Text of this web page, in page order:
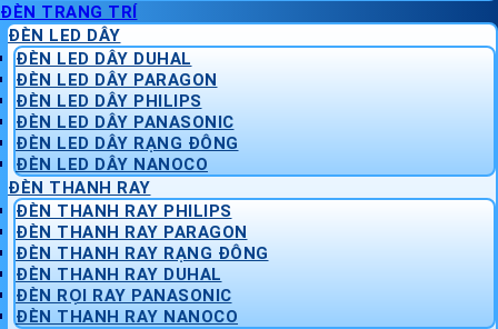
ĐÈN TRANG TRÍ
ĐÈN LED DÂY
ĐÈN LED DÂY DUHAL
ĐÈN LED DÂY PARAGON
ĐÈN LED DÂY PHILIPS
ĐÈN LED DÂY PANASONIC
ĐÈN LED DÂY RẠNG ĐÔNG
ĐÈN LED DÂY NANOCO
ĐÈN THANH RAY
ĐÈN THANH RAY PHILIPS
ĐÈN THANH RAY PARAGON
ĐÈN THANH RAY RẠNG ĐÔNG
ĐÈN THANH RAY DUHAL
ĐÈN RỌI RAY PANASONIC
ĐÈN THANH RAY NANOCO